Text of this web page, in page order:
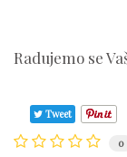
Radujemo se
Tweet
0